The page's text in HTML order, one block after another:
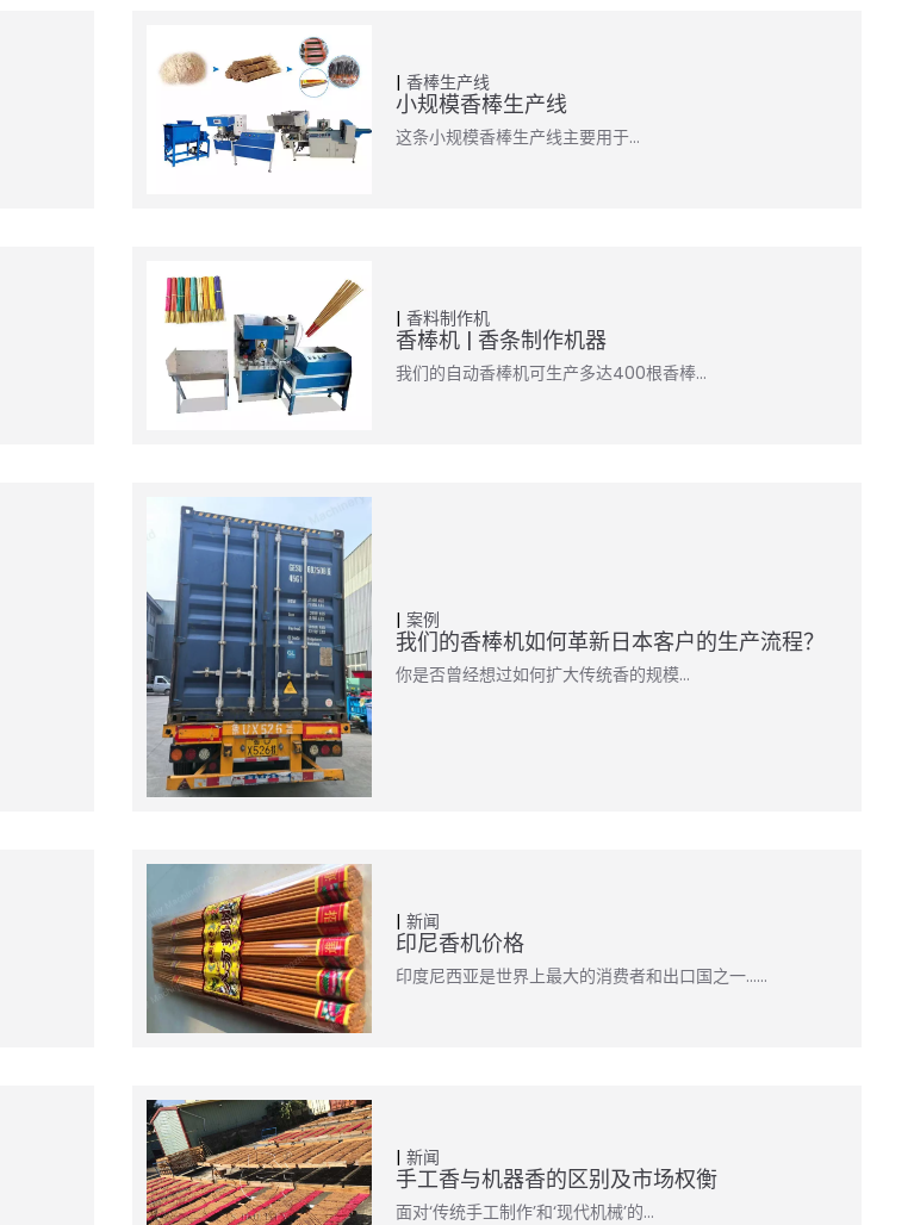
香棒生产线
小规模香棒生产线
这条小规模香棒生产线主要用于…
香料制作机
香棒机 | 香条制作机器
我们的自动香棒机可生产多达400根香棒…
案例
我们的香棒机如何革新日本客户的生产流程？
你是否曾经想过如何扩大传统香的规模…
新闻
印尼香机价格
印度尼西亚是世界上最大的消费者和出口国之一……
新闻
手工香与机器香的区别及市场权衡
面对‘传统手工制作’和‘现代机械’的…